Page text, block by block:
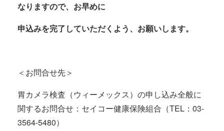
なりますので、お早めに
申込みを完了していただくよう、お願いします。
＜お問合せ先＞
胃カメラ検査（ウィーメックス）の申し込み全般に
関するお問合せ：セイコー健康保険組合（TEL：03-
3564-5480）